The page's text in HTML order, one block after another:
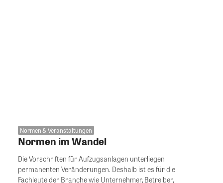
Normen & Veranstaltungen
Normen im Wandel
Die Vorschriften für Aufzugsanlagen unterliegen
permanenten Veränderungen. Deshalb ist es für die
Fachleute der Branche wie Unternehmer, Betreiber,